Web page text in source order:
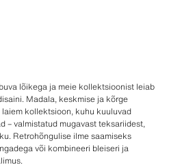
lõikega ja meie kollektsioonist leiab
Madala, keskmise ja kõrge
kollektsioon, kuhu kuuluvad
– valmistatud mugavast teksariidest,
Retrohõngulise ilme saamiseks
või kombineeri bleiseri ja